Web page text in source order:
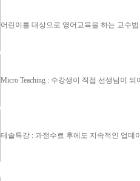
어린이를 대상으로 영어교육을 하는 교수법
Micro Teaching : 수강생이 직접 선생님이
테솔특강 : 과정수료 후에도 지속적인 업데